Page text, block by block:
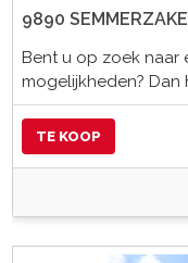
9890 SEMMERZAKE
Bent u op zoek naar
mogelijkheden? Dan
TE KOOP